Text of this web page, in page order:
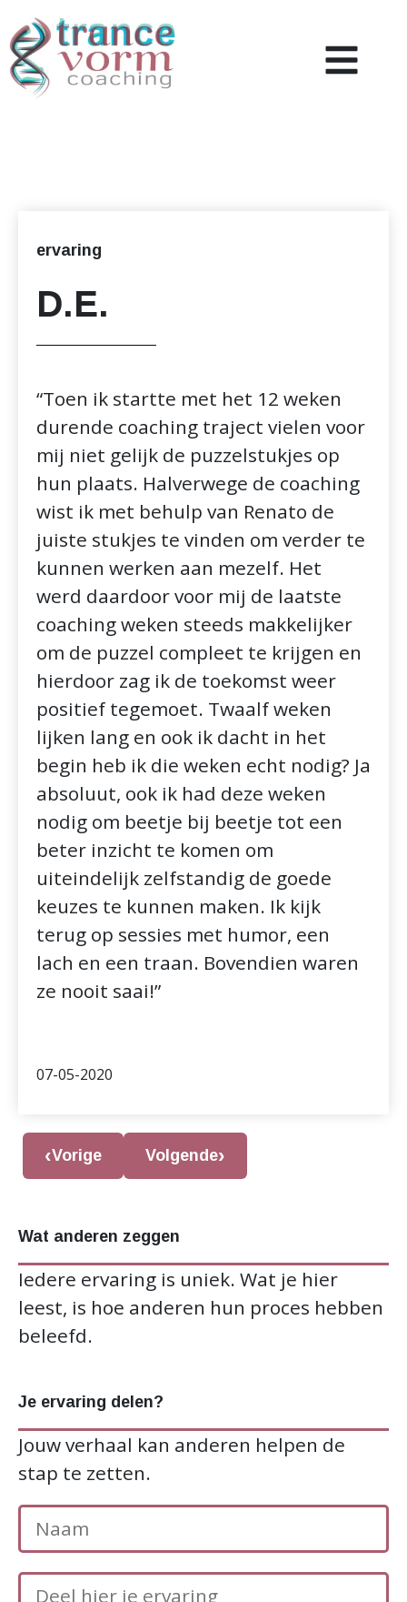
ervaring
D.E.
“Toen ik startte met het 12 weken
durende coaching traject vielen voor
mij niet gelijk de puzzelstukjes op
hun plaats. Halverwege de coaching
wist ik met behulp van Renato de
juiste stukjes te vinden om verder te
kunnen werken aan mezelf. Het
werd daardoor voor mij de laatste
coaching weken steeds makkelijker
om de puzzel compleet te krijgen en
hierdoor zag ik de toekomst weer
positief tegemoet. Twaalf weken
lijken lang en ook ik dacht in het
begin heb ik die weken echt nodig? Ja
absoluut, ook ik had deze weken
nodig om beetje bij beetje tot een
beter inzicht te komen om
uiteindelijk zelfstandig de goede
keuzes te kunnen maken. Ik kijk
terug op sessies met humor, een
lach en een traan. Bovendien waren
ze nooit saai!”
07-05-2020
Vorige Volgende
Wat anderen zeggen
Iedere ervaring is uniek. Wat je hier
leest, is hoe anderen hun proces hebben
beleefd.
Je ervaring delen?
Jouw verhaal kan anderen helpen de
stap te zetten.